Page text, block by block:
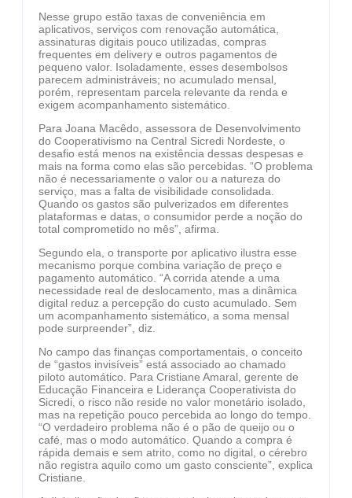
Nesse grupo estão taxas de conveniência em
aplicativos, serviços com renovação automática,
assinaturas digitais pouco utilizadas, compras
frequentes em delivery e outros pagamentos de
pequeno valor. Isoladamente, esses desembolsos
parecem administráveis; no acumulado mensal,
porém, representam parcela relevante da renda e
exigem acompanhamento sistemático.
Para Joana Macêdo, assessora de Desenvolvimento
do Cooperativismo na Central Sicredi Nordeste, o
desafio está menos na existência dessas despesas e
mais na forma como elas são percebidas. “O problema
não é necessariamente o valor ou a natureza do
serviço, mas a falta de visibilidade consolidada.
Quando os gastos são pulverizados em diferentes
plataformas e datas, o consumidor perde a noção do
total comprometido no mês”, afirma.
Segundo ela, o transporte por aplicativo ilustra esse
mecanismo porque combina variação de preço e
pagamento automático. “A corrida atende a uma
necessidade real de deslocamento, mas a dinâmica
digital reduz a percepção do custo acumulado. Sem
um acompanhamento sistemático, a soma mensal
pode surpreender”, diz.
No campo das finanças comportamentais, o conceito
de “gastos invisíveis” está associado ao chamado
piloto automático. Para Cristiane Amaral, gerente de
Educação Financeira e Liderança Cooperativista do
Sicredi, o risco não reside no valor monetário isolado,
mas na repetição pouco percebida ao longo do tempo.
“O verdadeiro problema não é o pão de queijo ou o
café, mas o modo automático. Quando a compra é
rápida demais e sem atrito, como no digital, o cérebro
não registra aquilo como um gasto consciente”, explica
Cristiane.